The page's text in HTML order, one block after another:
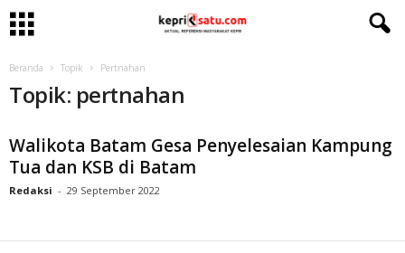
Beranda Topik Pertnahan
Topik: pertnahan
Walikota Batam Gesa Penyelesaian Kampung
Tua dan KSB di Batam
Redaksi - 29 September 2022